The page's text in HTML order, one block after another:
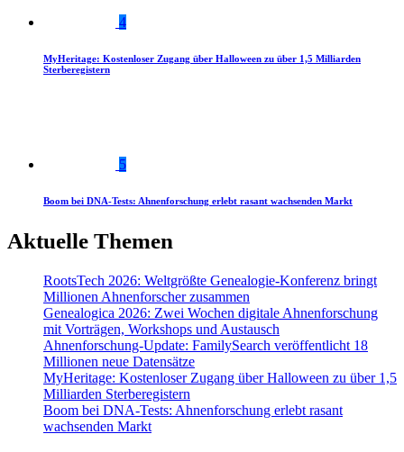
4
MyHeritage: Kostenloser Zugang über Halloween zu über 1,5 Milliarden
Sterberegistern
5
Boom bei DNA-Tests: Ahnenforschung erlebt rasant wachsenden Markt
Aktuelle Themen
RootsTech 2026: Weltgrößte Genealogie-Konferenz bringt
Millionen Ahnenforscher zusammen
Genealogica 2026: Zwei Wochen digitale Ahnenforschung
mit Vorträgen, Workshops und Austausch
Ahnenforschung-Update: FamilySearch veröffentlicht 18
Millionen neue Datensätze
MyHeritage: Kostenloser Zugang über Halloween zu über 1,5
Milliarden Sterberegistern
Boom bei DNA-Tests: Ahnenforschung erlebt rasant
wachsenden Markt